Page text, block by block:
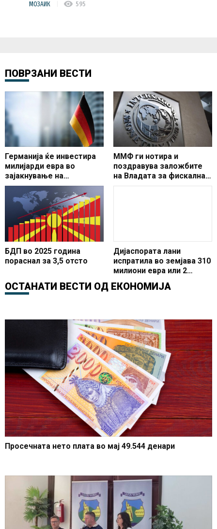
МОЗАИК visibility 595
ПОВРЗАНИ ВЕСТИ
Германија ќе инвестира
милијарди евра во
зајакнување на
цивилната заштита
ММФ ги нотира и
поздравува заложбите
на Владата за фискална
консолидација
БДП во 2025 година
пораснал за 3,5 отсто
Дијаспората лани
испратила во земјава 310
милиони евра или 2
проценти од БДП
ОСТАНАТИ ВЕСТИ ОД ЕКОНОМИЈА
Просечната нето плата во мај 49.544 денари